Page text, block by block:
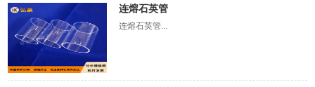
连熔石英管
连熔石英管...